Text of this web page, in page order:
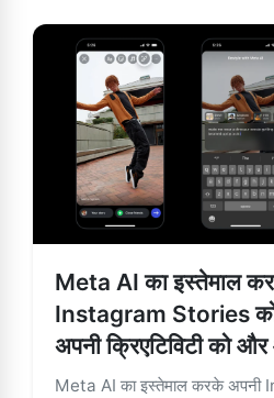
Meta AI का इस्तेमाल
Instagram Stories
अपनी क्रिएटिविटी को
Meta AI का इस्तेमाल करके